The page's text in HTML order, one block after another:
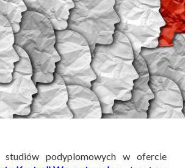
studiów podyplomowych w ofercie